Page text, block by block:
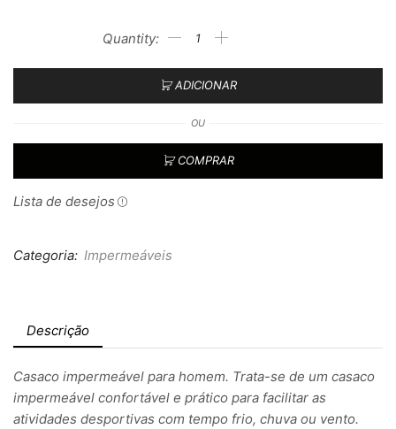
ADICIONAR
OU
COMPRAR
Lista de desejos
Categoria: Impermeáveis
Descrição
Casaco impermeável para homem. Trata-se de um casaco
impermeável confortável e prático para facilitar as
atividades desportivas com tempo frio, chuva ou vento.